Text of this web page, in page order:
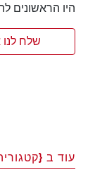
היו הראשונים
שלח
עוד ב